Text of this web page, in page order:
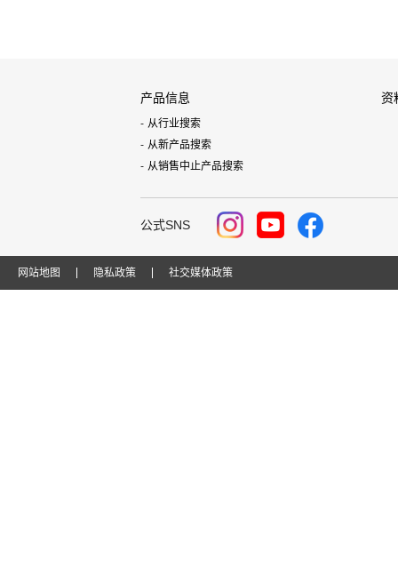
产品信息
从行业搜索
从新产品搜索
从销售中止产品搜索
资
公式SNS
网站地图 隐私政策 社交媒体政策